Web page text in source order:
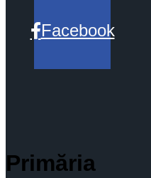
Facebook
Primăria